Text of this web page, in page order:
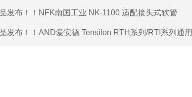
发布！！NFK南国工业 NK-1100 适配接头式软管
发布！！AND爱安德 Tensilon RTH系列/RTI系列通